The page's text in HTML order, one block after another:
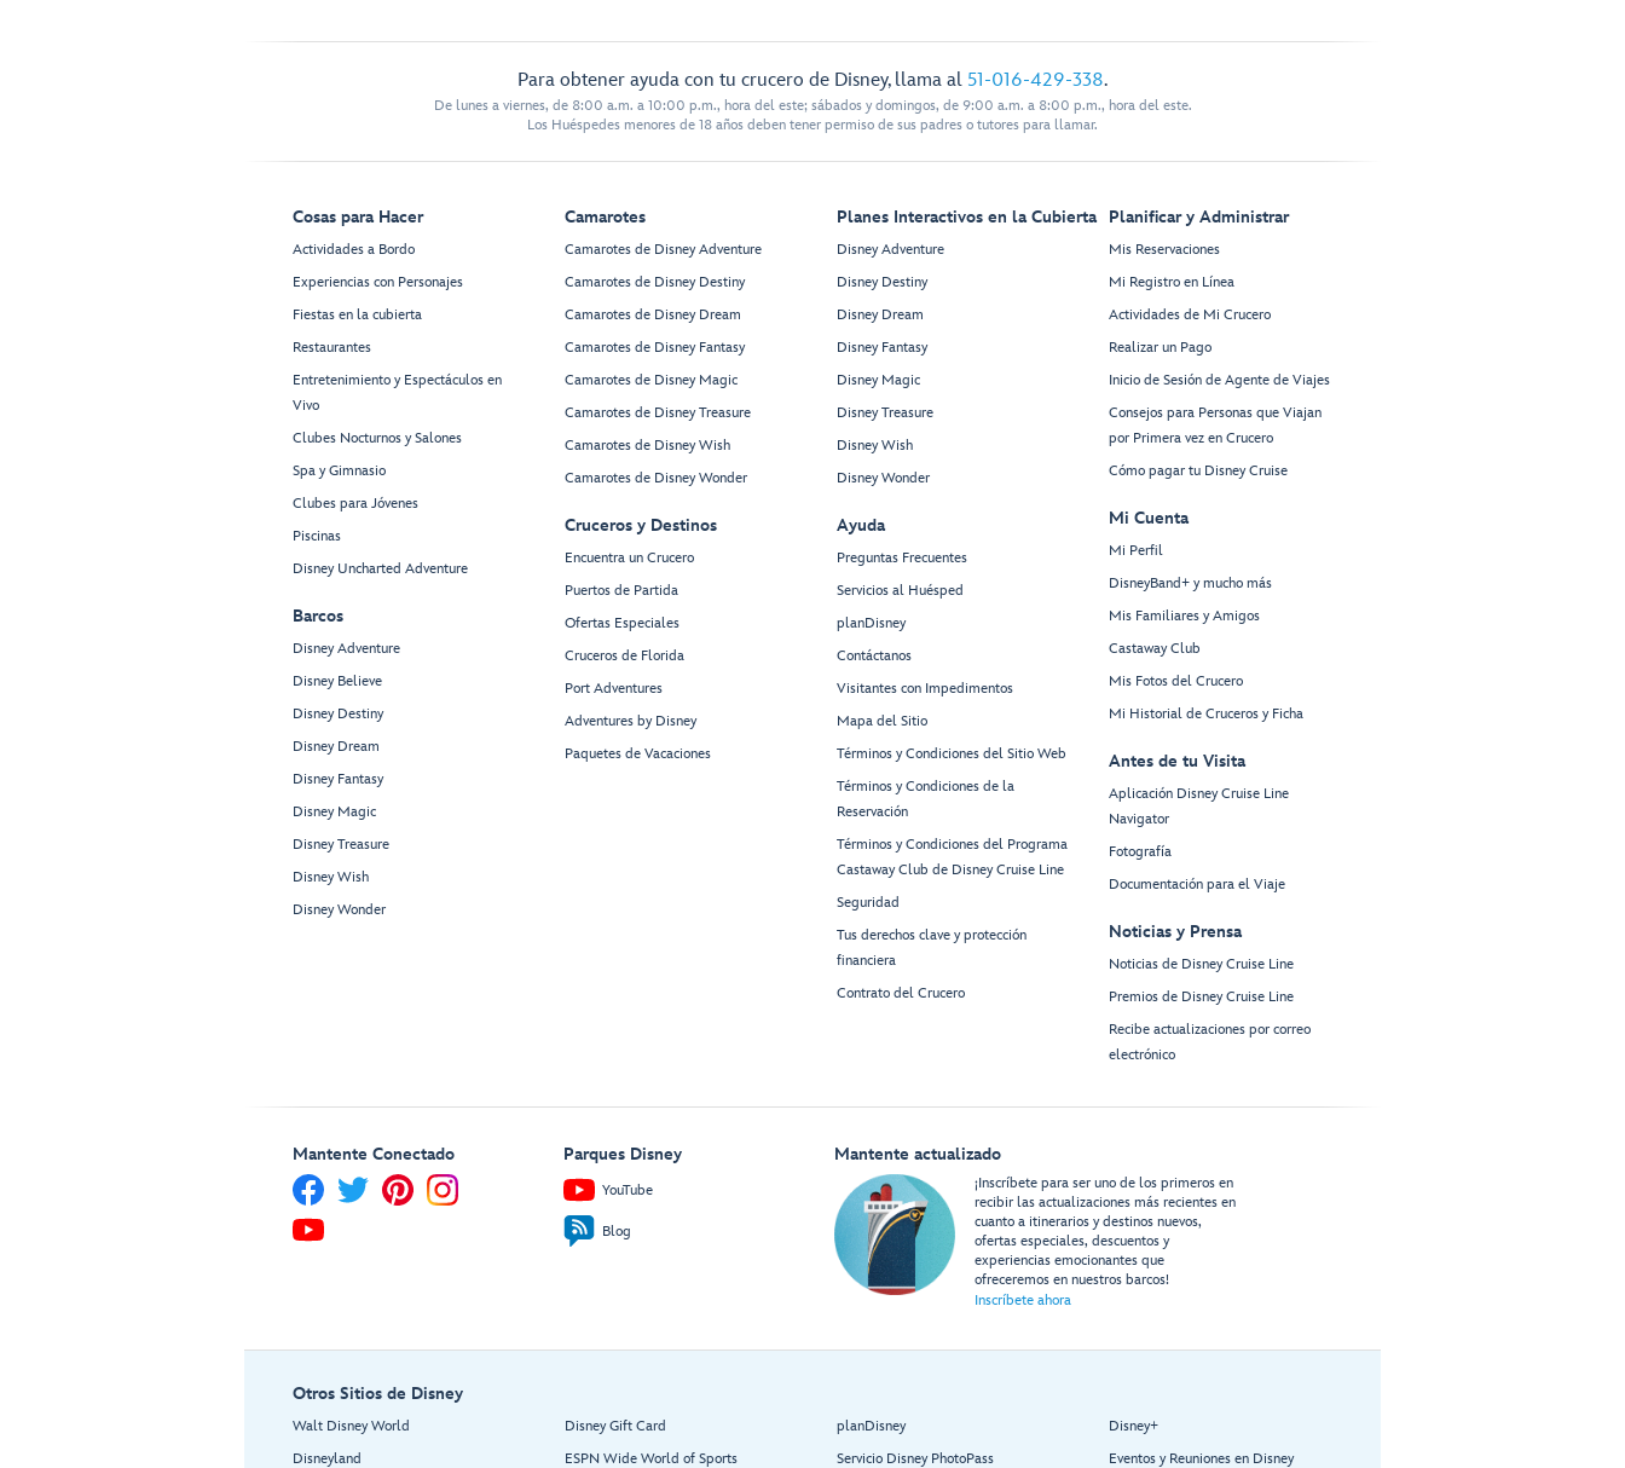
Para obtener ayuda con tu crucero de Disney, llama al 51-016-429-338.
De lunes a viernes, de 8:00 a.m. a 10:00 p.m., hora del este; sábados y domingos, de 9:00 a.m. a 8:00 p.m., hora del este.
Los Huéspedes menores de 18 años deben tener permiso de sus padres o tutores para llamar.
Cosas para Hacer
Actividades a Bordo
Experiencias con Personajes
Fiestas en la cubierta
Restaurantes
Entretenimiento y Espectáculos en
Vivo
Clubes Nocturnos y Salones
Spa y Gimnasio
Clubes para Jóvenes
Piscinas
Disney Uncharted Adventure
Barcos
Disney Adventure
Disney Believe
Disney Destiny
Disney Dream
Disney Fantasy
Disney Magic
Disney Treasure
Disney Wish
Disney Wonder
Camarotes
Camarotes de Disney Adventure
Camarotes de Disney Destiny
Camarotes de Disney Dream
Camarotes de Disney Fantasy
Camarotes de Disney Magic
Camarotes de Disney Treasure
Camarotes de Disney Wish
Camarotes de Disney Wonder
Cruceros y Destinos
Encuentra un Crucero
Puertos de Partida
Ofertas Especiales
Cruceros de Florida
Port Adventures
Adventures by Disney
Paquetes de Vacaciones
Planes Interactivos en la Cubierta
Disney Adventure
Disney Destiny
Disney Dream
Disney Fantasy
Disney Magic
Disney Treasure
Disney Wish
Disney Wonder
Ayuda
Preguntas Frecuentes
Servicios al Huésped
planDisney
Contáctanos
Visitantes con Impedimentos
Mapa del Sitio
Términos y Condiciones del Sitio Web
Términos y Condiciones de la
Reservación
Términos y Condiciones del Programa
Castaway Club de Disney Cruise Line
Seguridad
Tus derechos clave y protección
financiera
Contrato del Crucero
Planificar y Administrar
Mis Reservaciones
Mi Registro en Línea
Actividades de Mi Crucero
Realizar un Pago
Inicio de Sesión de Agente de Viajes
Consejos para Personas que Viajan
por Primera vez en Crucero
Cómo pagar tu Disney Cruise
Mi Cuenta
Mi Perfil
DisneyBand+ y mucho más
Mis Familiares y Amigos
Castaway Club
Mis Fotos del Crucero
Mi Historial de Cruceros y Ficha
Antes de tu Visita
Aplicación Disney Cruise Line
Navigator
Fotografía
Documentación para el Viaje
Noticias y Prensa
Noticias de Disney Cruise Line
Premios de Disney Cruise Line
Recibe actualizaciones por correo
electrónico
Mantente Conectado Parques Disney
YouTube
Blog
Mantente actualizado
¡Inscríbete para ser uno de los primeros en
recibir las actualizaciones más recientes en
cuanto a itinerarios y destinos nuevos,
ofertas especiales, descuentos y
experiencias emocionantes que
ofreceremos en nuestros barcos!
Inscríbete ahora
Otros Sitios de Disney
Walt Disney World
Disneyland
Disney Gift Card
ESPN Wide World of Sports
planDisney
Servicio Disney PhotoPass
Disney+
Eventos y Reuniones en Disney